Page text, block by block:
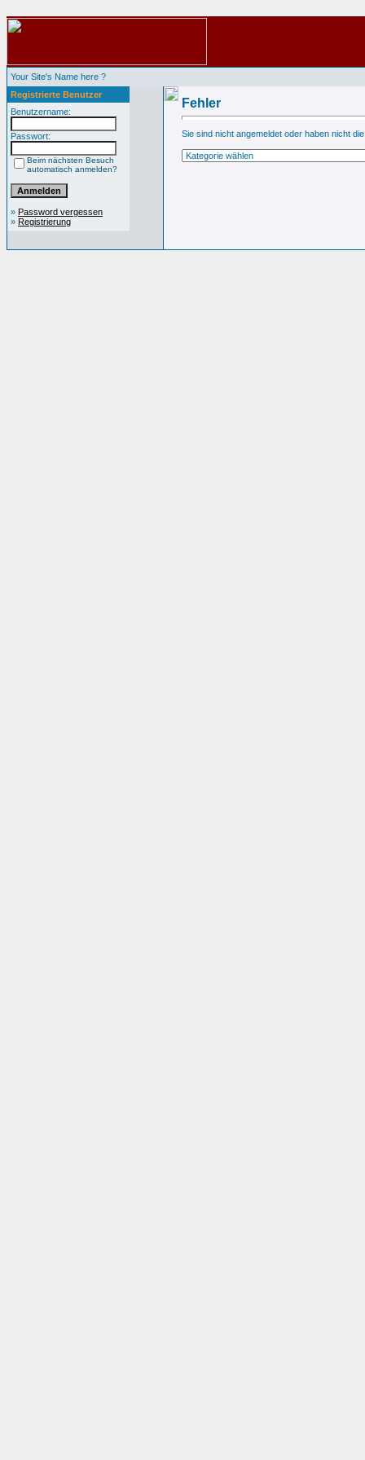
Your Site's Name here ?
Registrierte Benutzer
Benutzername:
Passwort:
Beim nächsten Besuch
automatisch anmelden?
» Password vergessen
» Registrierung
Fehler
Sie sind nicht angemeldet oder haben nicht